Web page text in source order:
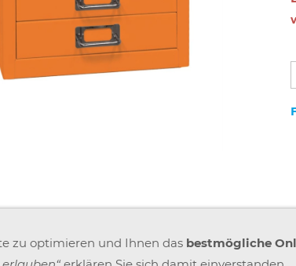
IMPRESSUM VERSAND & ZAHLUNG
GEMEINSAM STÄRKER
zu optimieren und Ihnen das bestmögliche